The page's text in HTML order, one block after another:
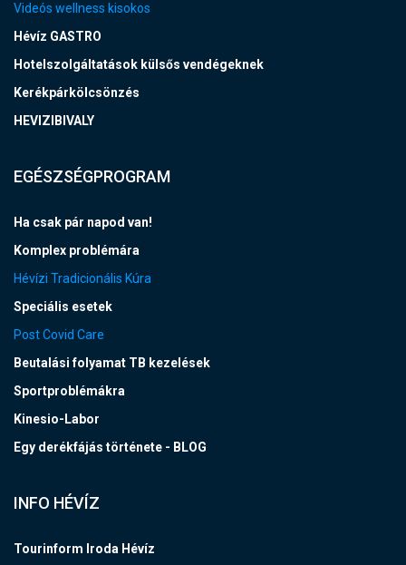
Videós wellness kisokos
Hévíz GASTRO
Hotelszolgáltatások külsős vendégeknek
Kerékpárkölcsönzés
HEVIZIBIVALY
EGÉSZSÉGPROGRAM
Ha csak pár napod van!
Komplex problémára
Hévízi Tradicionális Kúra
Speciális esetek
Post Covid Care
Beutalási folyamat TB kezelések
Sportproblémákra
Kinesio-Labor
Egy derékfájás története - BLOG
INFO HÉVÍZ
Tourinform Iroda Hévíz